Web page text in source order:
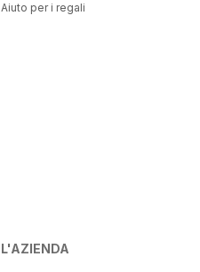
Aiuto per i regali
L'AZIENDA